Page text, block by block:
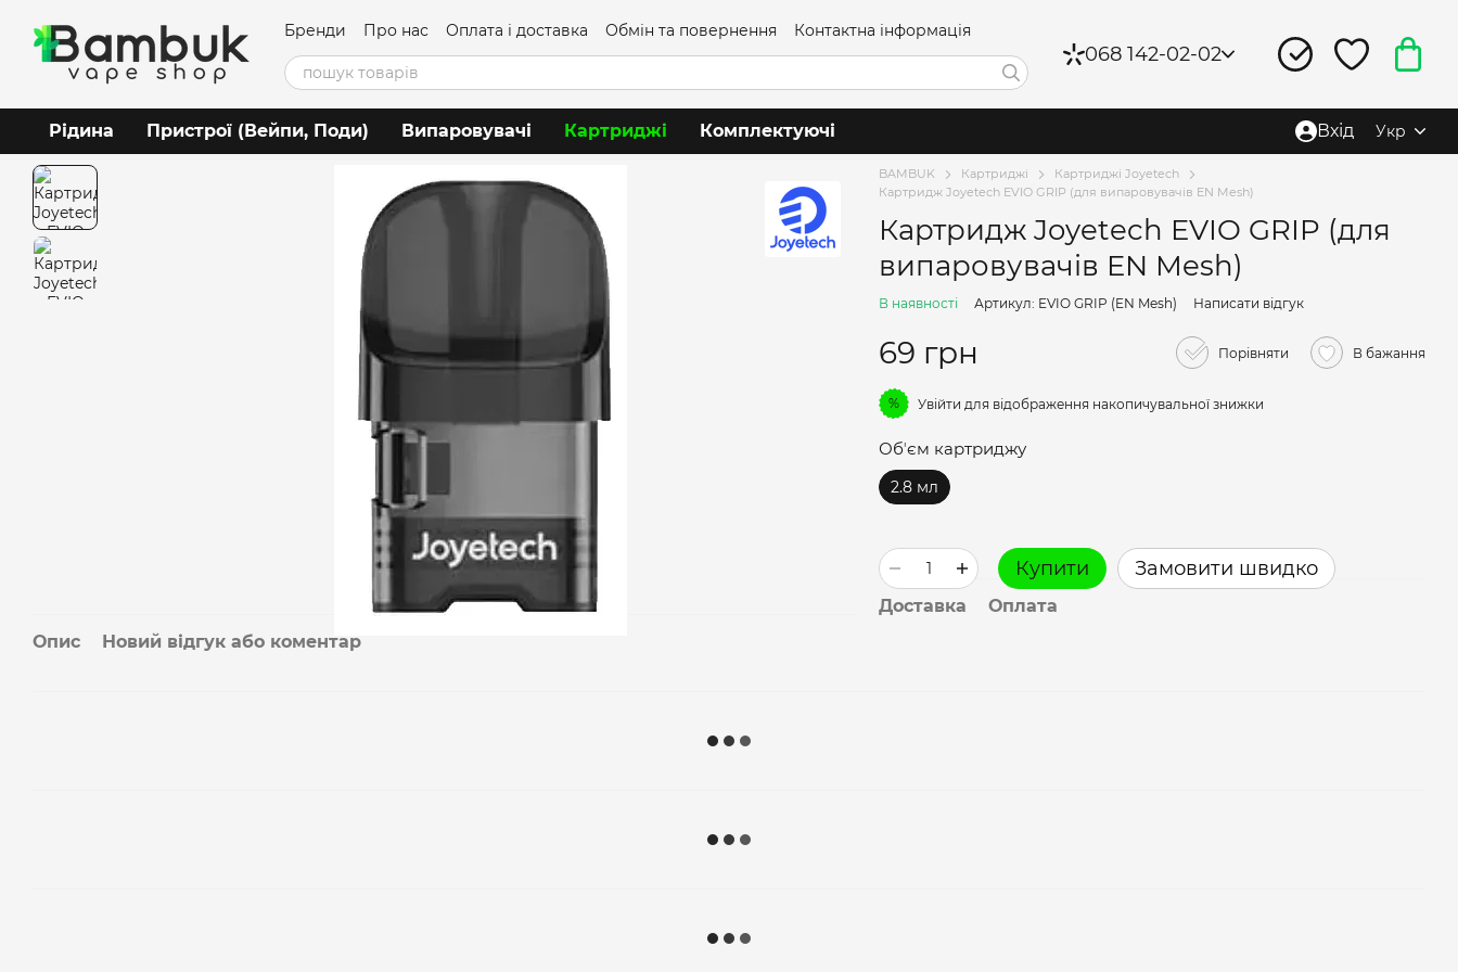
Бренди Про нас Оплата і доставка Обмін та повернення
Контактна інформація
Угода користувача
068 142-02-02
Рідина Пристрої (Вейпи, Поди) Випаровувачі Картриджі Комплектуючі Вхід Укр
Опис Новий відгук або коментар
BAMBUK Картриджі
Картриджі Joyetech
Картридж Joyetech EVIO GRIP (для випаровувачів EN Mesh)
Картридж Joyetech EVIO GRIP (для
випаровувачів EN Mesh)
В наявності Артикул: EVIO GRIP (EN Mesh) Написати відгук
69 грн Порівняти В бажання
% Увійти для відображення накопичувальної знижки
Обʼєм картриджу
2.8 мл
Купити Замовити швидко
Доставка Оплата